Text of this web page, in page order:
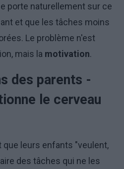
porte naturellement sur ce
et que les tâches moins
Le problème n'est
mais la motivation.
des parents -
le cerveau
leurs enfants "veulent,
des tâches qui ne les